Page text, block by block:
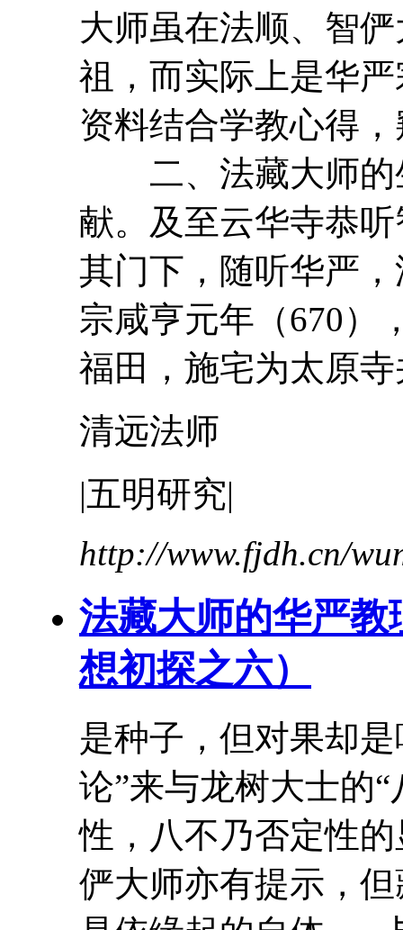
大师虽在法顺、 智俨
祖，而实际上是华
资料结合学教心得
二、法藏大师
献。及至云华寺恭听
其门下，随听华严
宗咸亨元年（670）
福田，施宅为太原
清远法师
|五明研究|
http://www.fjdh.cn/
法藏大师的华严教
想初探之六）
是种子，但对果却
论”来与龙树大士的
性，八不乃否定性
俨大师亦有提示，但